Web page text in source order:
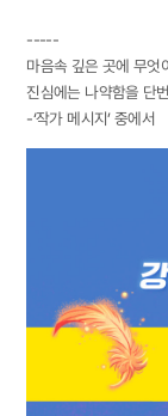
-----
마음속 깊은 곳에 무엇
진심에는 나약함을 단
-‘작가 메시지’ 중에서